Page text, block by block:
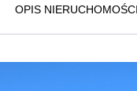
OPIS NIERUCHOMOŚCI